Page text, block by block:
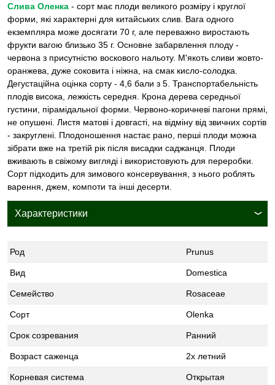
Слива Оленка - сорт має плоди великого розміру і круглої
форми, які характерні для китайських слив. Вага одного
екземпляра може досягати 70 г, але переважно виростають
фрукти вагою близько 35 г. Основне забарвлення плоду -
червона з присутністю воскового нальоту. М'якоть сливи жовто-
оранжева, дуже соковита і ніжна, на смак кисло-солодка.
Дегустаційна оцінка сорту - 4,6 бали з 5. Транспортабельність
плодів висока, лежкість середня. Крона дерева середньої
густини, пірамідальної форми. Червоно-коричневі пагони прямі,
не опушені. Листя матові і довгасті, на відміну від звичних сортів
- закруглені. Плодоношення настає рано, перші плоди можна
зібрати вже на третій рік після висадки саджанця. Плоди
вживають в свіжому вигляді і використовують для переробки.
Сорт підходить для зимового консервування, з нього роблять
варення, джем, компоти та інші десерти.
Характеристики
Род Prunus
Вид Domestica
Семейство Rosaceae
Сорт Olenka
Срок созревания Ранний
Возраст саженца 2х летний
Корневая система Открытая